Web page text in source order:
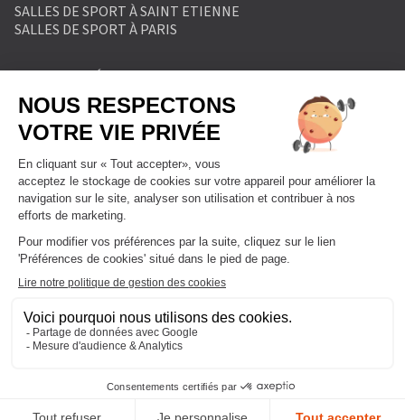
SALLES DE SPORT À SAINT ETIENNE
SALLES DE SPORT À PARIS
MENTIONS LÉGALES
POLITIQUE DE PROTECTION DES DONNÉES
POLITIQUE COOKIES
CONDITIONS GÉNÉRALES DE VENTE
FORMULAIRE DE RETRACTATION
FORMULAIRE DE RÉSILIATION
FORMULE ABONNEMENT
BLOG
DEVENIR FRANCHISÉ
NOUS CONTACTER
PLAN DU SITE
Tous droits réservés l'Appart Fitness Enseigne de Fitnessa Group